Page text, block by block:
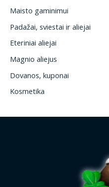
Maisto gaminimui
Padažai, sviestai ir aliejai
Eteriniai aliejai
Magnio aliejus
Dovanos, kuponai
Kosmetika